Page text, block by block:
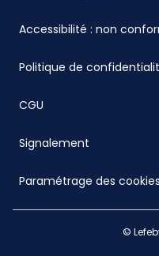
Accessibilité : non
Politique de
CGU
Signalement
Paramétrage des cookies
©